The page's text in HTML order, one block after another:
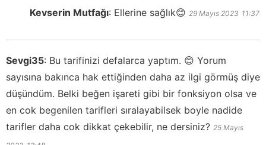
Kevserin Mutfağı: Ellerine sağlık😊 29 Mayıs 2023 11:37
Sevgi35: Bu tarifinizi defalarca yaptım. 😊 Yorum
sayısına bakınca hak ettiğinden daha az ilgi görmüş diye
düşündüm. Belki beğen işareti gibi bir fonksiyon olsa ve
en cok begenilen tarifleri sıralayabilsek boyle nadide
tarifler daha cok dikkat çekebilir, ne dersiniz? 25 Mayıs